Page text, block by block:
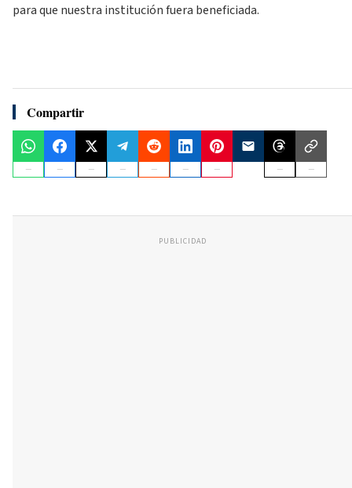
para que nuestra institución fuera beneficiada.
Compartir
PUBLICIDAD